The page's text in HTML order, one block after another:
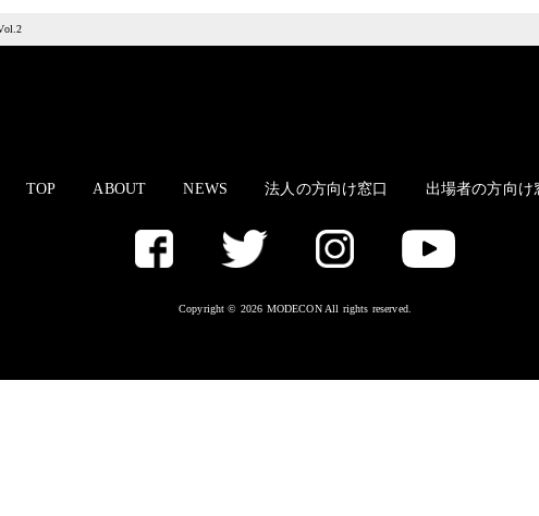
TOP ABOUT NEWS 法人の方向け窓口 出場者の方向け
Copyright © 2026 MODECON All rights reserved.